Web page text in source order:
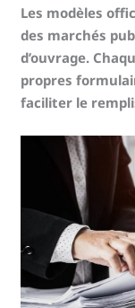
Les modèles
des marchés
d’ouvrage.
propres
faciliter le